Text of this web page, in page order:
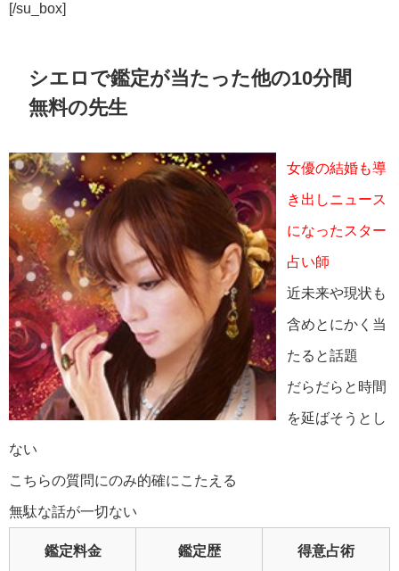
[/su_box]
シエロで鑑定が当たった他の10分間
無料の先生
女優の結婚も導
き出しニュース
になったスター
占い師
近未来や現状も
含めとにかく当
たると話題
だらだらと時間
を延ばそうとし
ない
こちらの質問にのみ的確にこたえる
無駄な話が一切ない
鑑定料金 鑑定歴 得意占術